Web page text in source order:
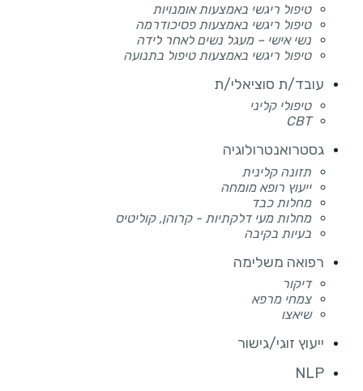
טיפול ריגשי באמצעות אומנויות
טיפול ריגשי באמצעות פסיכודרמה
נשי אישי – מעגל נשים לאחר לידה
טיפול ריגשי באמצעות טיפול בתנועה
עובד/ת סוציאלי/ת
טיפולי קליני
CBT
גסטרואנטרולוגיה
תזונה קלינית
ייעוץ רופא מומחה
מחלות כבד
מחלות מעי דלקתיות - קרוהן, קוליטיס
בעיות בקיבה
רפואה משלימה
דיקור
צמחי מרפא
שיאצו
ייעוץ זוגי/גישור
NLP